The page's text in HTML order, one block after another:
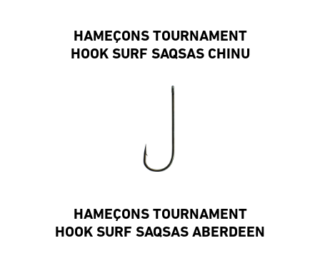
HAMEÇONS TOURNAMENT
HOOK SURF SAQSAS CHINU
HAMEÇONS TOURNAMENT
HOOK SURF SAQSAS ABERDEEN